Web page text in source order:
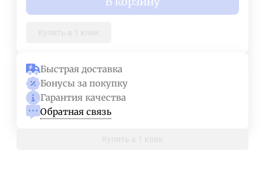
Быстрая доставка
Бонусы за покупку
Гарантия качества
Обратная связь